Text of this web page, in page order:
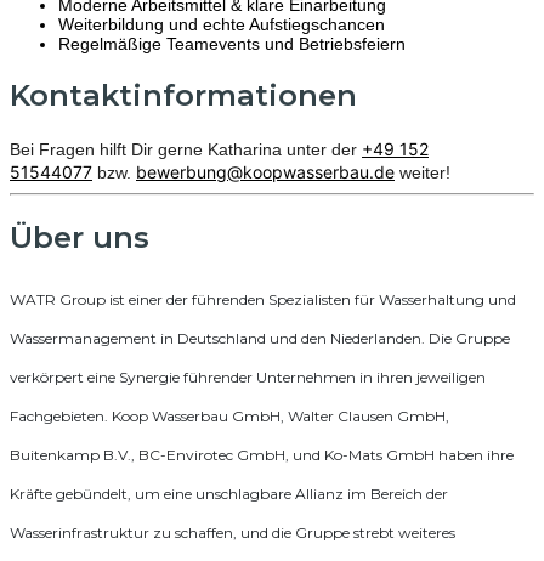
Moderne Arbeitsmittel & klare Einarbeitung
Weiterbildung und echte Aufstiegschancen
Regelmäßige Teamevents und Betriebsfeiern
Kontaktinformationen
Bei Fragen hilft Dir gerne Katharina unter der +49 152
51544077 bzw. bewerbung@koopwasserbau.de weiter!
Über uns
WATR Group ist einer der führenden Spezialisten für Wasserhaltung und
Wassermanagement in Deutschland und den Niederlanden. Die Gruppe
verkörpert eine Synergie führender Unternehmen in ihren jeweiligen
Fachgebieten. Koop Wasserbau GmbH, Walter Clausen GmbH,
Buitenkamp B.V., BC-Envirotec GmbH, und Ko-Mats GmbH haben ihre
Kräfte gebündelt, um eine unschlagbare Allianz im Bereich der
Wasserinfrastruktur zu schaffen, und die Gruppe strebt weiteres